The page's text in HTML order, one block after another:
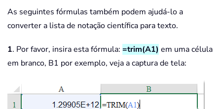
As seguintes fórmulas também podem ajudá-lo a
converter a lista de notação científica para texto.
1. Por favor, insira esta fórmula: =trim(A1) em uma célula
em branco, B1 por exemplo, veja a captura de tela: